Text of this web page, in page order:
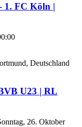
1. FC Köln |
Deutschland
U23 | RL
26. Oktober